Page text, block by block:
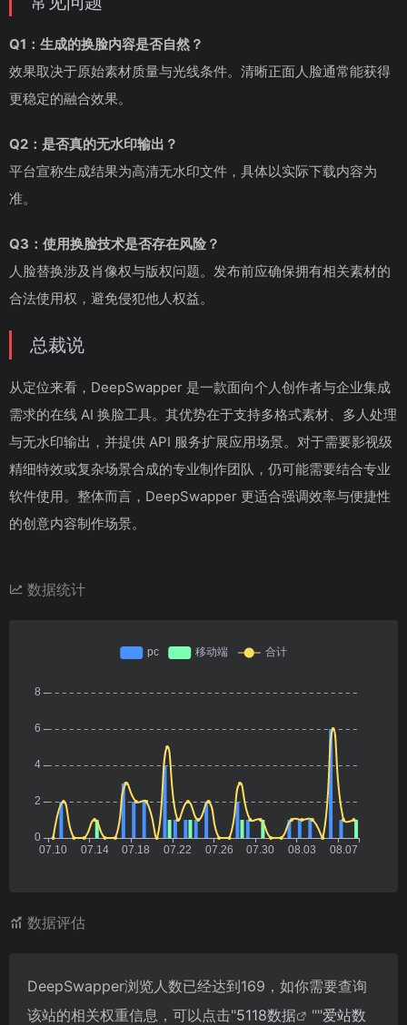
Q1：生成的换脸内容是否自然？
效果取决于原始素材质量与光线条件。清晰正面人脸通常能获得
更稳定的融合效果。
Q2：是否真的无水印输出？
平台宣称生成结果为高清无水印文件，具体以实际下载内容为
准。
Q3：使用换脸技术是否存在风险？
人脸替换涉及肖像权与版权问题。发布前应确保拥有相关素材的
合法使用权，避免侵犯他人权益。
总裁说
从定位来看，DeepSwapper 是一款面向个人创作者与企业集成
需求的在线 AI 换脸工具。其优势在于支持多格式素材、多人处理
与无水印输出，并提供 API 服务扩展应用场景。对于需要影视级
精细特效或复杂场景合成的专业制作团队，仍可能需要结合专业
软件使用。整体而言，DeepSwapper 更适合强调效率与便捷性
的创意内容制作场景。
数据统计
数据评估
DeepSwapper浏览人数已经达到169，如你需要查询
该站的相关权重信息，可以点击"5118数据 ""爱站数